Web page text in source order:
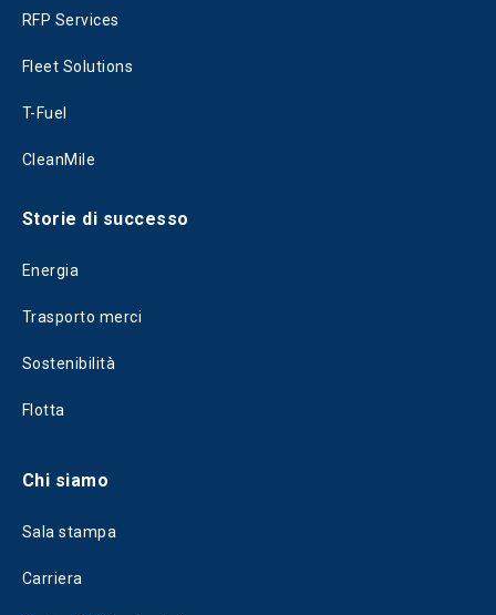
RFP Services
Fleet Solutions
T-Fuel
CleanMile
Storie di successo
Energia
Trasporto merci
Sostenibilità
Flotta
Chi siamo
Sala stampa
Carriera